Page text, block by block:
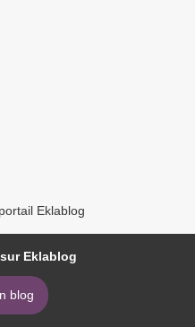
Eklablog
Eklablog
blog